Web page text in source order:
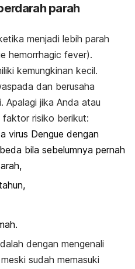
parah
menjadi lebih parah
hemorrhagic fever).
kemungkinan kecil.
dan berusaha
Apalagi jika Anda atau
faktor risiko berikut:
virus Dengue dengan
bila sebelumnya pernah
dengan mengenali
sudah memasuki